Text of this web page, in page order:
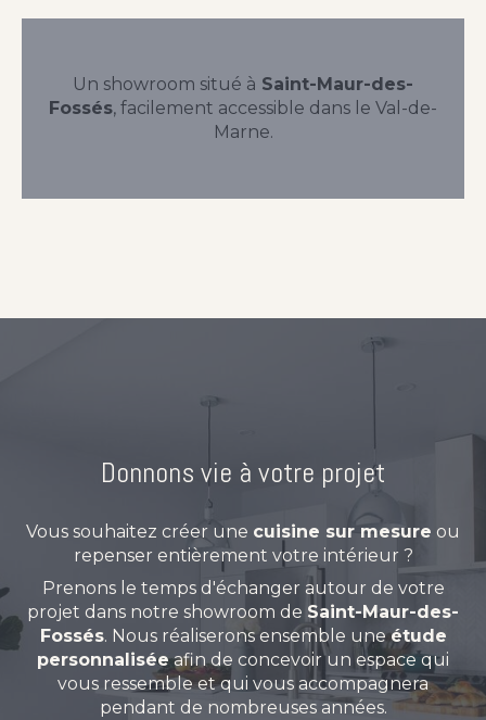
Un showroom situé à Saint-Maur-des-
Fossés, facilement accessible dans le Val-de-
Marne.
Donnons vie à votre projet
Vous souhaitez créer une cuisine sur mesure ou
repenser entièrement votre intérieur ?
Prenons le temps d'échanger autour de votre
projet dans notre showroom de Saint-Maur-des-
Fossés. Nous réaliserons ensemble uneétude
personnaliséeafin de concevoir un espace qui
vous ressemble et qui vous accompagnera
pendant de nombreuses années.